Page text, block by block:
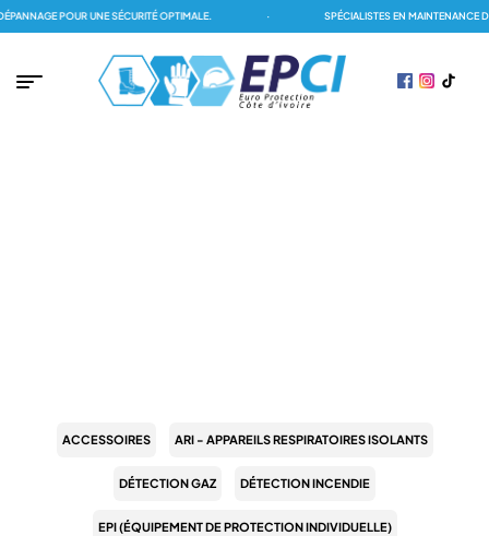
POUR UNE SÉCURITÉ OPTIMALE. SPÉCIALISTES EN MAINTENANCE
ACCESSOIRES ARI - APPAREILS RESPIRATOIRES ISOLANTS
DÉTECTION GAZ DÉTECTION INCENDIE
EPI (ÉQUIPEMENT DE PROTECTION INDIVIDUELLE)